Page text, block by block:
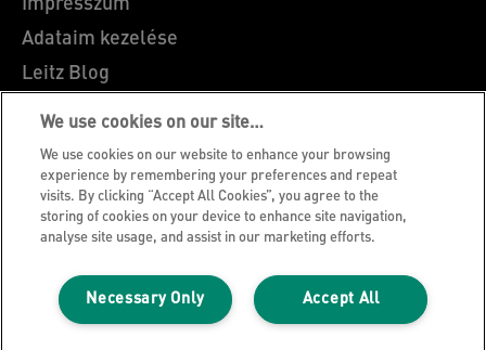
Impresszum
Adataim kezelése
Leitz Blog
Ügyfélszolgálat
Csomagolás újrahasznosítási útmutató
Jótállási feltételek
Megfelelőségi nyilatkozatok
Oldaltérkép
We use cookies on our site…
We use cookies on our website to enhance your browsing
experience by remembering your preferences and repeat
visits. By clicking “Accept All Cookies”, you agree to the
storing of cookies on your device to enhance site navigation,
analyse site usage, and assist in our marketing efforts.
Accept All
Necessary Only